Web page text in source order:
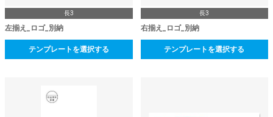
長3
左揃え_ロゴ_別納
テンプレートを選択する
長3
右揃え_ロゴ_別納
テンプレートを選択する